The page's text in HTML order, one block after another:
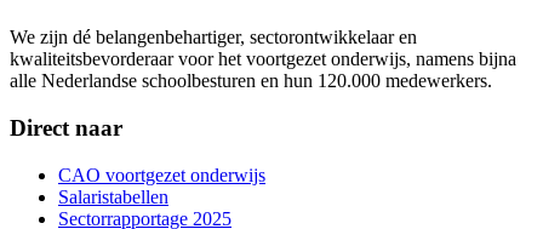
We zijn dé belangenbehartiger, sectorontwikkelaar en
kwaliteitsbevorderaar voor het voortgezet onderwijs, namens bijna
alle Nederlandse schoolbesturen en hun 120.000 medewerkers.
Direct naar
CAO voortgezet onderwijs
Salaristabellen
Sectorrapportage 2025